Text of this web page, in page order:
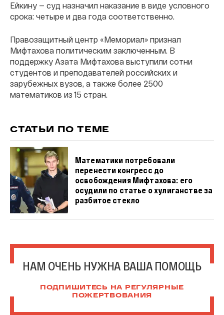
Ейкину — суд назначил наказание в виде условного
срока: четыре и два года соответственно.
Правозащитный центр «Мемориал» признал
Мифтахова политическим заключенным. В
поддержку Азата Мифтахова выступили сотни
студентов и преподавателей российских и
зарубежных вузов, а также более 2500
математиков из 15 стран.
СТАТЬИ ПО ТЕМЕ
Математики потребовали
перенести конгресс до
освобождения Мифтахова: его
осудили по статье о хулиганстве за
разбитое стекло
НАМ ОЧЕНЬ НУЖНА ВАША ПОМОЩЬ
ПОДПИШИТЕСЬ НА РЕГУЛЯРНЫЕ
ПОЖЕРТВОВАНИЯ